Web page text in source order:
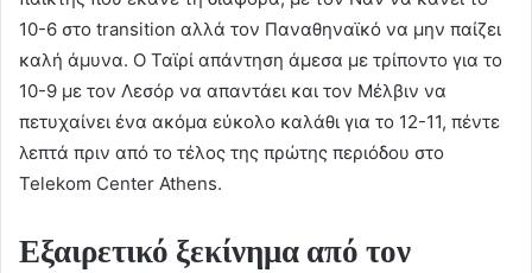
10-6 στο transition αλλά τον Παναθηναϊκό να μην παίζει
καλή άμυνα. Ο Ταϊρί απάντηση άμεσα με τρίποντο για το
10-9 με τον Λεσόρ να απαντάει και τον Μέλβιν να
πετυχαίνει ένα ακόμα εύκολο καλάθι για το 12-11, πέντε
λεπτά πριν από το τέλος της πρώτης περιόδου στο
Telekom Center Athens.
Εξαιρετικό ξεκίνημα από τον